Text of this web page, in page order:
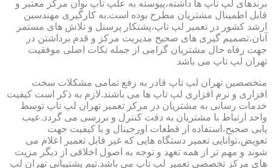
برندهای لپ تاپ ها داشته،پیوسته به علپ تاپ نوان مرکز معتبر و
قابل اطمینال مشتریان مطرح بوده است.به کارگیری مهندسین
ارشد کشور در تعمیر لپ تاپ،پشتکار پرسنل و تلاش های مستمر
آنان،تصمیم گیری های صحیح مدیریت مرکز و قدم برداشتن در
جهت رفاه حال مشتریان گرامی از جمله نکات اصلی موفقیت
تهران لپ تاپ می باشد
متخصصین تهران لپ تاپ قادر به رفع تمامی مشکلات سخت
افزاری و نرم افزاری لپ تاپ ها می باشند.لازم به ذکر است کیفیت
خدمات رسانی به مشتریان در مرکز تعمیر تهران لپ تاپ توسط
واحد ارتباط با مشتریان به دقت کنترل و بررسی می گردد.عیب
یابی صحیح،استفاده از قطعات اورجینال و با کیفیت جهت
تعویض،توانایی تعمیر دستگاه هایی که غیر قابل تعمیر اعلام می
شوند و مهم تر از همه تعهد و توجه به اصول اخلاقی از دیگر مزیت
های مرکز تخصصی تعمیر لپ تاپ می باشد.تیم پشتیبانی تهران لپ